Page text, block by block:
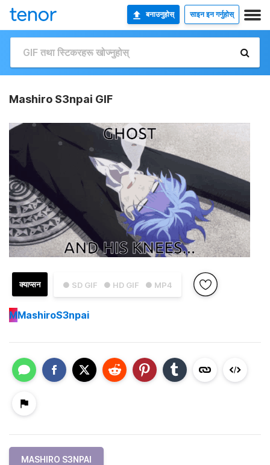
बनाउनुहोस् साइन इन गर्नुहोस्
Mashiro S3npai GIF
● SD GIF ● HD GIF ● MP4
क्याप्सन
MMashiroS3npai
MASHIRO S3NPAI